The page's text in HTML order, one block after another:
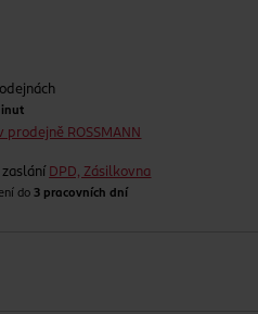
ROSSMANN
DPD, Zásilkovna
do 3 pracovních dní